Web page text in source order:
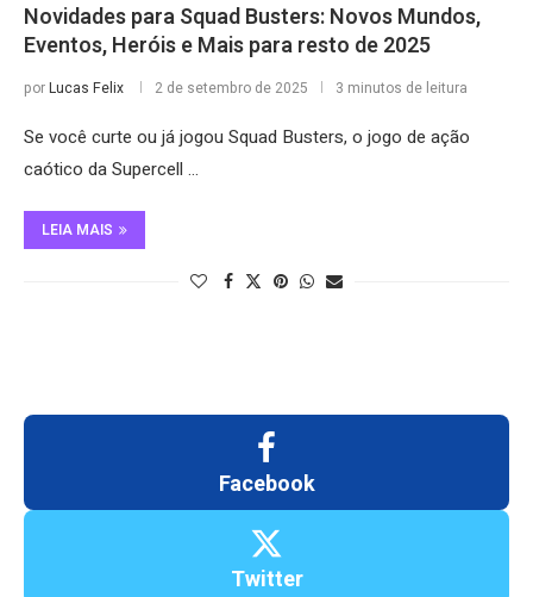
Novidades para Squad Busters: Novos Mundos,
Eventos, Heróis e Mais para resto de 2025
porLucas Felix 2 de setembro de 2025 3 minutos de leitura
Se você curte ou já jogou Squad Busters, o jogo de ação
caótico da Supercell …
LEIA MAIS
Facebook
Twitter